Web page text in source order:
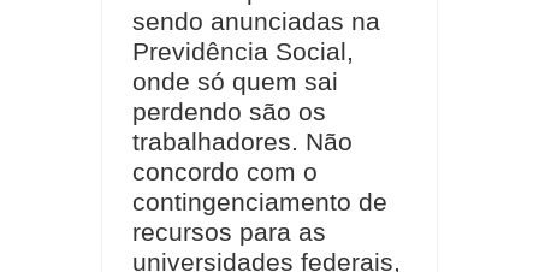
sendo anunciadas na
Previdência Social,
onde só quem sai
perdendo são os
trabalhadores. Não
concordo com o
contingenciamento de
recursos para as
universidades federais,